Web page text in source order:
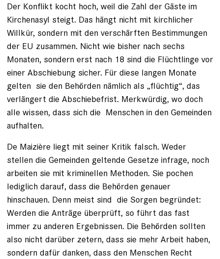
Der Konflikt kocht hoch, weil die Zahl der Gäste im
Kirchenasyl steigt. Das hängt nicht mit kirchlicher
Willkür, sondern mit den verschärften Bestimmungen
der EU zusammen. Nicht wie bisher nach sechs
Monaten, sondern erst nach 18 sind die Flüchtlinge vor
einer Abschiebung sicher. Für diese langen Monate
gelten sie den Behörden nämlich als „flüchtig“, das
verlängert die Abschiebefrist. Merkwürdig, wo doch
alle wissen, dass sich die Menschen in den Gemeinden
aufhalten.
De Maizière liegt mit seiner Kritik falsch. Weder
stellen die Gemeinden geltende Gesetze infrage, noch
arbeiten sie mit kriminellen Methoden. Sie pochen
lediglich darauf, dass die Behörden genauer
hinschauen. Denn meist sind die Sorgen begründet:
Werden die Anträge überprüft, so führt das fast
immer zu anderen Ergebnissen. Die Behörden sollten
also nicht darüber zetern, dass sie mehr Arbeit haben,
sondern dafür danken, dass den Menschen Recht